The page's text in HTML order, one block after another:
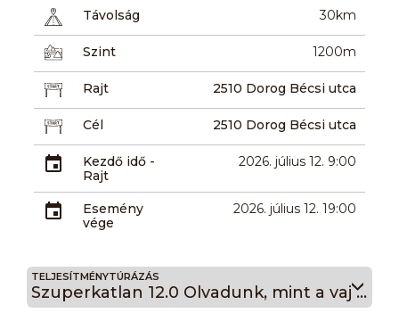
Távolság
30km
Szint 1200m
Rajt 2510 Dorog Bécsi utca
Cél 2510 Dorog Bécsi utca
Kezdő idő -
Rajt
2026. július 12. 9:00
Esemény
vége
2026. július 12. 19:00
TELJESÍTMÉNYTÚRÁZÁS
Szuperkatlan 12.0 Olvadunk, mint a vaj 15km